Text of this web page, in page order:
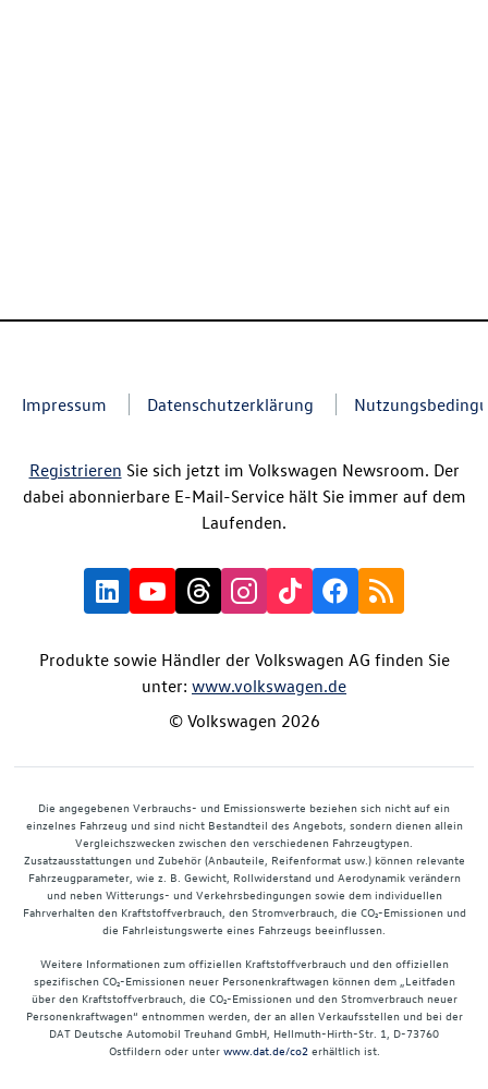
Impressum Datenschutzerklärung
Registrieren Sie sich jetzt im Volkswagen Newsroom. Der
dabei abonnierbare E-Mail-Service hält Sie immer auf dem
Laufenden.
Produkte sowie Händler der Volkswagen AG finden Sie
unter: www.volkswagen.de
© Volkswagen 2026
Die angegebenen Verbrauchs- und Emissionswerte beziehen sich nicht auf ein
einzelnes Fahrzeug und sind nicht Bestandteil des Angebots, sondern dienen allein
Vergleichszwecken zwischen den verschiedenen Fahrzeugtypen.
Zusatzausstattungen und Zubehör (Anbauteile, Reifenformat usw.) können relevante
Fahrzeugparameter, wie z. B. Gewicht, Rollwiderstand und Aerodynamik verändern
und neben Witterungs- und Verkehrsbedingungen sowie dem individuellen
Fahrverhalten den Kraftstoffverbrauch, den Stromverbrauch, die CO₂-Emissionen und
die Fahrleistungswerte eines Fahrzeugs beeinflussen.
Weitere Informationen zum offiziellen Kraftstoffverbrauch und den offiziellen
spezifischen CO₂-Emissionen neuer Personenkraftwagen können dem „Leitfaden
über den Kraftstoffverbrauch, die CO₂-Emissionen und den Stromverbrauch neuer
Personenkraftwagen“ entnommen werden, der an allen Verkaufsstellen und bei der
DAT Deutsche Automobil Treuhand GmbH, Hellmuth-Hirth-Str. 1, D-73760
Ostfildern oder unter www.dat.de/co2erhältlich ist.